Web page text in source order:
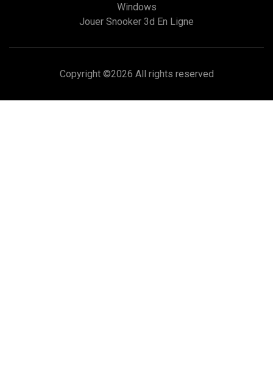
Windows
Jouer Snooker 3d En Ligne
Copyright ©2026 All rights reserved